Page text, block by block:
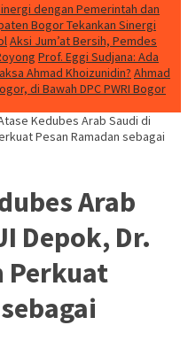
dengan Pemerintah dan
Bogor Tekankan Sinergi
Aksi Jum’at Bersih, Pemdes
Prof. Eggi Sudjana: Ada
Ahmad Khoizunidin? Ahmad
di Bawah DPC PWRI Bogor
Kedubes Arab Saudi di
Pesan Ramadan sebagai
Arab
Depok, Dr.
Perkuat